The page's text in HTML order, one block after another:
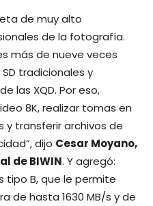
de muy alto
de la fotografía.
más de nueve veces
tradicionales y
las XQD. Por eso,
8K, realizar tomas en
y transferir archivos de
dijo Cesar Moyano,
de BIWIN. Y agregó:
tipo B, que le permite
de hasta 1630 MB/s y de